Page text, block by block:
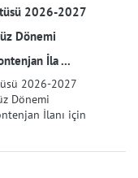
2026-2027
Dönemi
İla ...
2026-2027
Dönemi
İlanı için